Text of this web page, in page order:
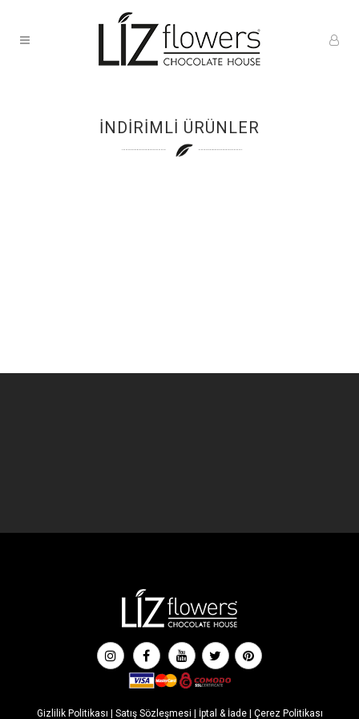
İNDİRİMLİ ÜRÜNLER
Gizlilik Politikası | Satış Sözleşmesi | İptal & İade| Çerez Politikası